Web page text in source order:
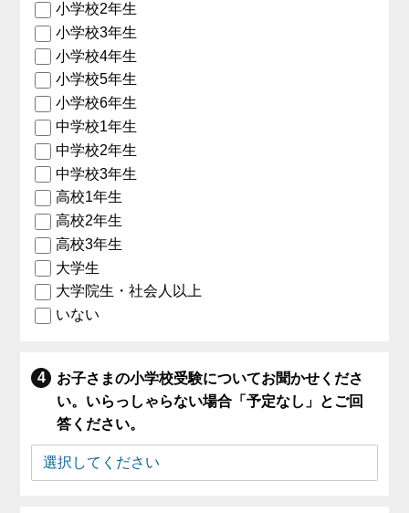
小学校2年生
小学校3年生
小学校4年生
小学校5年生
小学校6年生
中学校1年生
中学校2年生
中学校3年生
高校1年生
高校2年生
高校3年生
大学生
大学院生・社会人以上
いない
お子さまの小学校受験についてお聞かせくださ
い。いらっしゃらない場合「予定なし」とご回
答ください。